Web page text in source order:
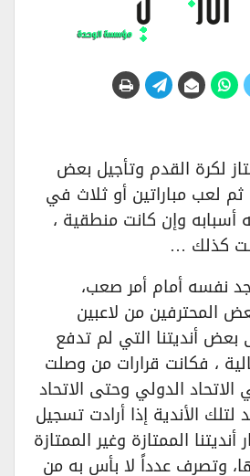
لكرة القدم وتأجيل بعض
ثم لعب مباراتين أو ثلاث في
أسبابه وإن كانت منطقية ،
كذلك …
نفسه أمام أمر صعب،
المحترفين من لاعبين
بعض أنديتنا التي لم تدفع
، فكانت قرارات من وصلت
الدولي وحتى الاتحاد
الأندية إذا أرادت تسجيل
أنديتنا الممتازة وغير الممتازة
وتصرف عدداً لا بأس به من